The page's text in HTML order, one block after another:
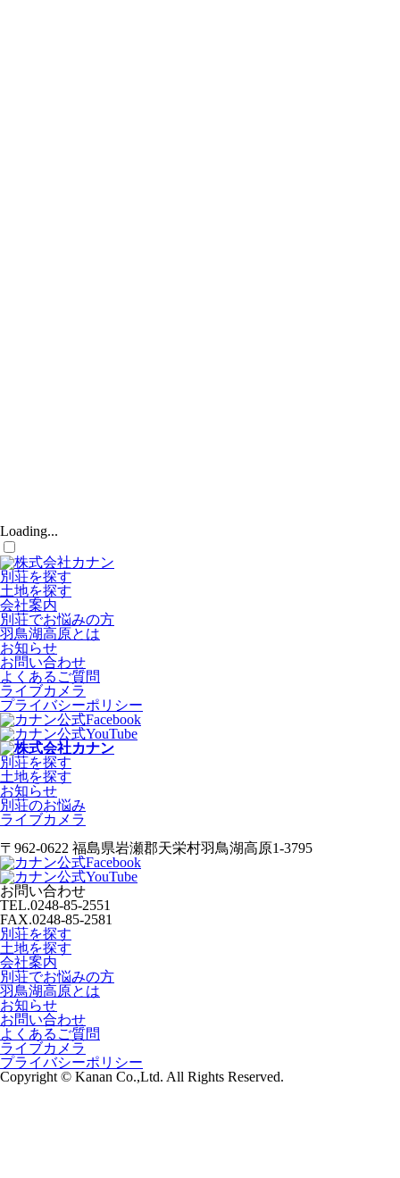
Loading...
別荘を探す
土地を探す
会社案内
別荘でお悩みの方
羽鳥湖高原とは
お知らせ
お問い合わせ
よくあるご質問
ライブカメラ
プライバシーポリシー
別荘を探す
土地を探す
お知らせ
別荘のお悩み
ライブカメラ
〒962-0622 福島県岩瀬郡天栄村羽鳥湖高原1-3795
お問い合わせ
TEL.0248-85-2551
FAX.0248-85-2581
別荘を探す
土地を探す
会社案内
別荘でお悩みの方
羽鳥湖高原とは
お知らせ
お問い合わせ
よくあるご質問
ライブカメラ
プライバシーポリシー
Copyright © Kanan Co.,Ltd. All Rights Reserved.